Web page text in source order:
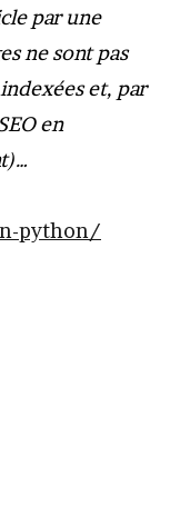
par une
ne sont pas
et, par
en
python/